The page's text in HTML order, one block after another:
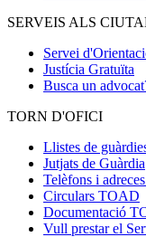
SERVEIS ALS
Servei
Justícia Gratuïta
Busca un
TORN D'OFICI
Llistes de
Jutjats de Guàrdia
Telèfons i
Circulars TOAD
Documentació
Vull prestar el